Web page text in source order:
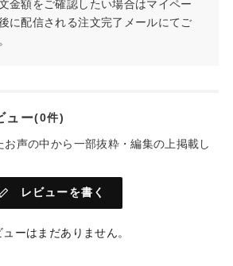
金額をご確認したい場合はマイペー
に配信される注文完了メールにてご
ュー(0件)
声の中から一部抜粋・編集の上掲載し
レビューを書く
ューはまだありません。